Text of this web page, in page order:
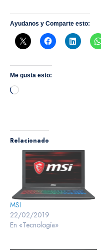
Ayudanos y Comparte esto:
Me gusta esto:
Cargando...
Relacionado
MSI
22/02/2019
En «Tecnología»